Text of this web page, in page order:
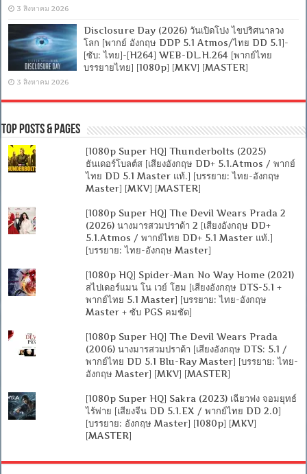
3 สิงหาคม 2026
Disclosure Day (2026) วันเปิดโปง ไขปริศนาลวง
โลก [พากย์ อังกฤษ DDP 5.1 Atmos/ไทย DD 5.1]-
[ซับ: ไทย]-[H264] WEB-DL.H.264 [พากย์ไทย
บรรยายไทย] [1080p] [MKV] [MASTER]
3 สิงหาคม 2026
Top Posts & Pages
[1080p Super HQ] Thunderbolts (2025)
ธันเดอร์โบลต์ส [เสียงอังกฤษ DD+ 5.1.Atmos / พากย์
ไทย DD 5.1 Master แท้.] [บรรยาย: ไทย-อังกฤษ
Master] [MKV] [MASTER]
[1080p Super HQ] The Devil Wears Prada 2
(2026) นางมารสวมปราด้า 2 [เสียงอังกฤษ DD+
5.1.Atmos / พากย์ไทย DD+ 5.1 Master แท้.]
[บรรยาย: ไทย-อังกฤษ Master]
[1080p HQ] Spider-Man No Way Home (2021)
สไปเดอร์แมน โน เวย์ โฮม [เสียงอังกฤษ DTS-5.1 +
พากย์ไทย 5.1 Master] [บรรยาย: ไทย-อังกฤษ
Master + ซับ PGS คมชัด]
[1080p Super HQ] The Devil Wears Prada
(2006) นางมารสวมปราด้า [เสียงอังกฤษ DTS: 5.1 /
พากย์ไทย DD 5.1 Blu-Ray Master] [บรรยาย: ไทย-
อังกฤษ Master] [MKV] [MASTER]
[1080p Super HQ] Sakra (2023) เฉียวฟง จอมยุทธ์
ไร้พ่าย [เสียงจีน DD 5.1.EX / พากย์ไทย DD 2.0]
[บรรยาย: อังกฤษ Master] [1080p] [MKV]
[MASTER]